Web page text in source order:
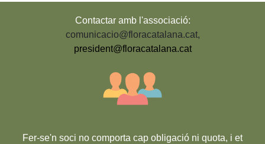
Contactar amb l'associació:
comunicacio@floracatalana.cat,
president@floracatalana.cat
Fer-se'n soci no comporta cap obligació ni quota, i et